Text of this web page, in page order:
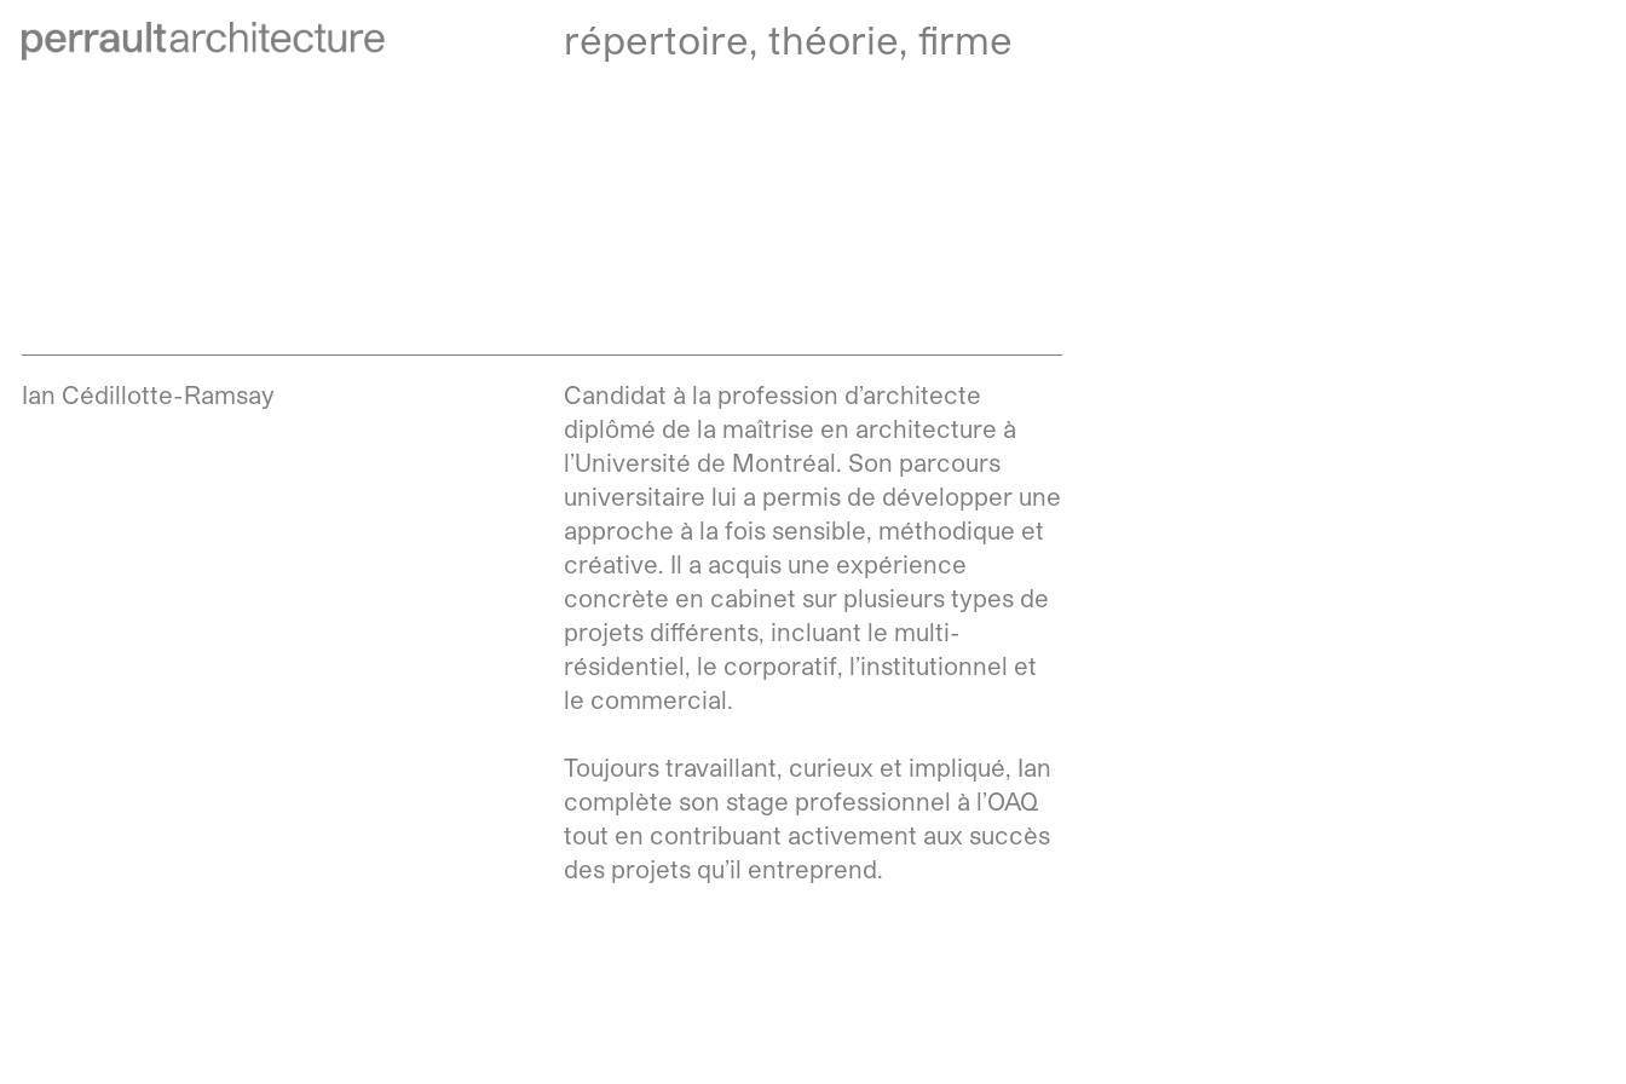
répertoire, théorie, firme
Ian Cédillotte-Ramsay
Candidat à la profession d’architecte
diplômé de la maîtrise en architecture à
l’Université de Montréal. Son parcours
universitaire lui a permis de développer une
approche à la fois sensible, méthodique et
créative. Il a acquis une expérience
concrète en cabinet sur plusieurs types de
projets différents, incluant le multi-
résidentiel, le corporatif, l’institutionnel et
le commercial.
Toujours travaillant, curieux et impliqué, Ian
complète son stage professionnel à l’OAQ
tout en contribuant activement aux succès
des projets qu’il entreprend.